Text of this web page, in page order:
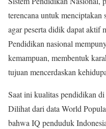
terencana untuk menciptakan
agar peserta didik dapat aktif
Pendidikan nasional
kemampuan, membentuk
tujuan mencerdaskan
Saat ini kualitas pendidikan
Dilihat dari data World
bahwa IQ penduduk